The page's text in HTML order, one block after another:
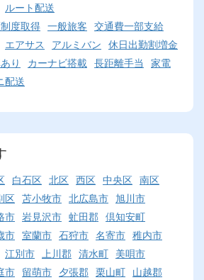
ルート配送
度取得 一般旅客 交通費一部支給
エアサス アルミバン 休日出勤割増金
り カーナビ搭載 長距離手当
家電
配送
白石区 北区 西区 中央区 南区
区 苫小牧市 北広島市 旭川市
市 岩見沢市 虻田郡 倶知安町
市 室蘭市 石狩市 名寄市 稚内市
江別市 上川郡 清水町 美唄市
市 留萌市 夕張郡 栗山町 山越郡